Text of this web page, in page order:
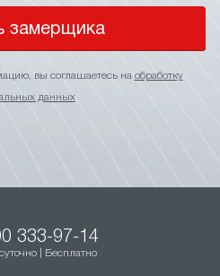
замерщика
вы соглашаетесь на обработку
данных
333-97-14
| Бесплатно